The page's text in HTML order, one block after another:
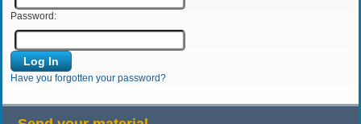
Password:
Have you forgotten your password?